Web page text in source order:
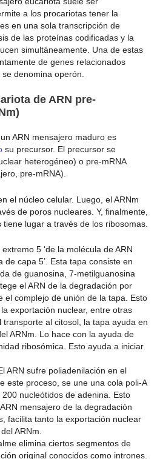
a los procariotas tener la
en una sola transcripción de
de las proteínas codificadas y la
simultáneamente. Una de estas
de genes relacionados
denomina operón.
de ARN pre-
ARN mensajero maduro es
su precursor. El precursor se
heterogéneo) o pre-mRNA
pre-mRNA).
el núcleo celular. Luego, el ARNm
de poros nucleares. Y, finalmente,
lugar a través de los ribosomas.
extremo 5 ‘de la molécula de ARN
de capa 5’. Esta tapa consiste en
de guanosina, 7-metilguanosina
el ARN de la degradación por
el complejo de unión de la tapa. Esto
exportación nuclear, entre otras
transporte al citosol, la tapa ayuda en
ARNm. Lo hace con la ayuda de
ribosómica. Esto ayuda a iniciar
ARN sufre poliadenilación en el
este proceso, se une una cola poli-A
nucleótidos de adenina. Esto
mensajero de la degradación
facilita tanto la exportación nuclear
ARNm.
elimina ciertos segmentos de
original conocidos como intrones.